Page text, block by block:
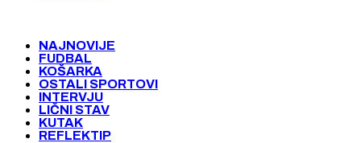
NAJNOVIJE
FUDBAL
KOŠARKA
OSTALI SPORTOVI
INTERVJU
LIČNI STAV
KUTAK
REFLEKTIP